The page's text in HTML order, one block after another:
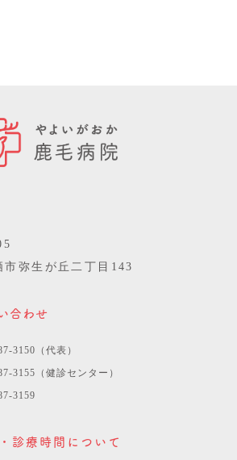
市弥生が丘二丁目143
合わせ
3150（代表）
3155（健診センター）
3159
診療時間について